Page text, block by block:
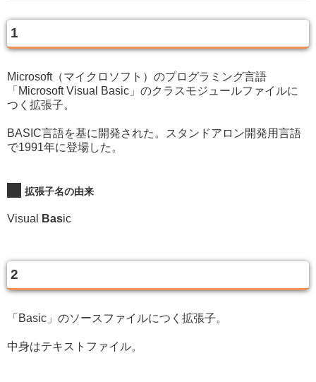
1
Microsoft（マイクロソフト）のプログラミング言語
「Microsoft Visual Basic」のクラスモジュールファイルに
つく拡張子。
BASIC言語を基に開発された。スタンドアロン開発用言語
で1991年に登場した。
拡張子名の由来
Visual Basic
2
「Basic」のソースファイルにつく拡張子。
中身はテキストファイル。